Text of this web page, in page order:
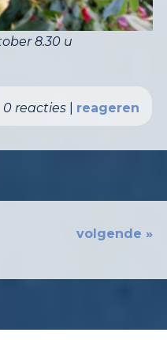
8.30 u
0 reacties reageren
volgende »